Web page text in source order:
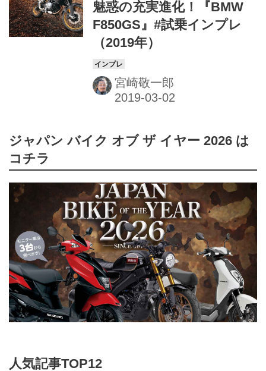
魅惑の充実進化！『BMW
F850GS』#試乗インプレ
（2019年）
宮崎敬一郎
ジャパン バイク オブ ザ イヤー 2026 は
コチラ